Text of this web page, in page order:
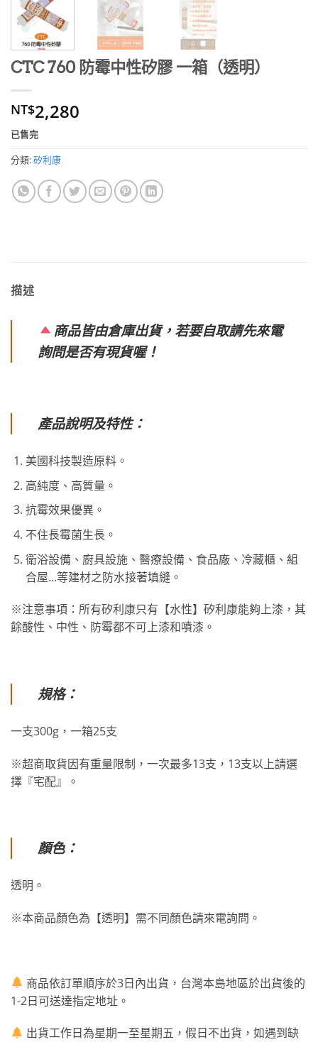
CTC 760 防霉中性矽膠 一箱（透明）
NT$2,280
已售完
分類:矽利康
描述
商品皆由倉庫出貨，若要自取請先來電
詢問是否有現貨喔！
產品說明及特性：
美國科技製造原料。
高純度、高質量。
抗霉效果優異。
不住長霉菌生長。
衛浴設備、廚具設施、醫療設備、食品廠、冷藏櫃、組
合屋…等建材之防水接著填縫。
※注意事項：所有矽利康只有【水性】矽利康能夠上漆，其
餘酸性、中性、防霉都不可上漆和噴漆。
規格：
一支300g，一箱25支
※超商取貨因有重量限制，一次最多13支，13支以上請選
擇『宅配』。
顏色：
透明。
※本商品顏色為【透明】需不同顏色請來電詢問。
商品依訂單順序於3日內出貨，台灣本島地區於出貨後的
1-2日可送達指定地址。
出貨工作日為星期一至星期五，假日不出貨，如遇到缺